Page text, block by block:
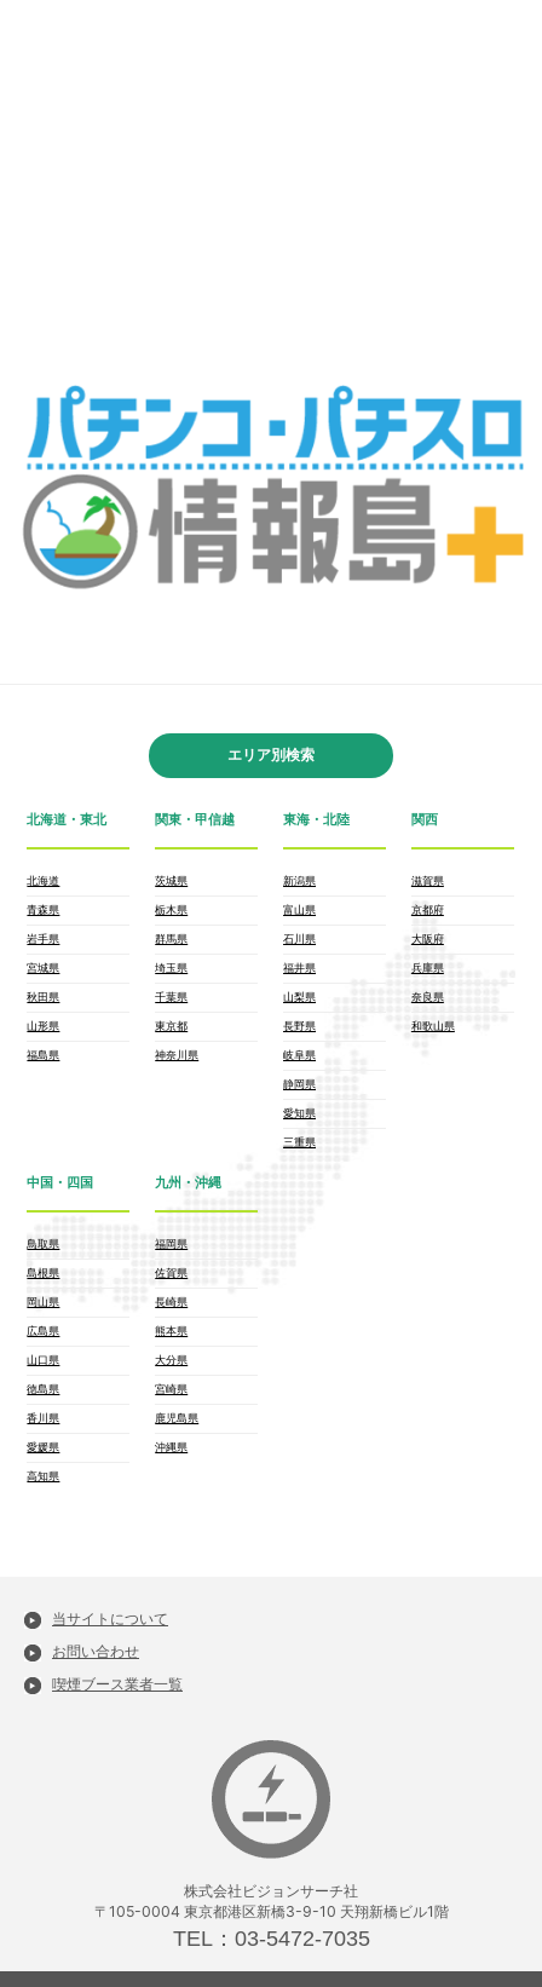
エリア別検索
北海道・東北
北海道
青森県
岩手県
宮城県
秋田県
山形県
福島県
関東・甲信越
茨城県
栃木県
群馬県
埼玉県
千葉県
東京都
神奈川県
東海・北陸
新潟県
富山県
石川県
福井県
山梨県
長野県
岐阜県
静岡県
愛知県
三重県
関西
滋賀県
京都府
大阪府
兵庫県
奈良県
和歌山県
中国・四国
鳥取県
島根県
岡山県
広島県
山口県
徳島県
香川県
愛媛県
高知県
九州・沖縄
福岡県
佐賀県
長崎県
熊本県
大分県
宮崎県
鹿児島県
沖縄県
当サイトについて
お問い合わせ
喫煙ブース業者一覧
株式会社ビジョンサーチ社
〒105-0004 東京都港区新橋3-9-10 天翔新橋ビル1階
TEL：03-5472-7035